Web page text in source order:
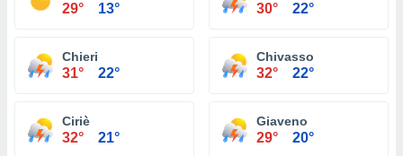
29° 13° 30° 22°
Chieri
31° 22°
Chivasso
32° 22°
Ciriè
32° 21°
Giaveno
29° 20°